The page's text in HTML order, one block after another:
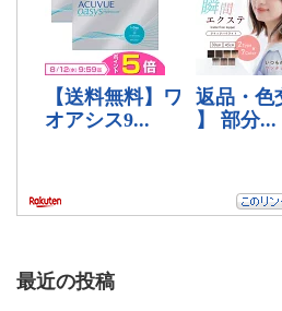
最近の投稿